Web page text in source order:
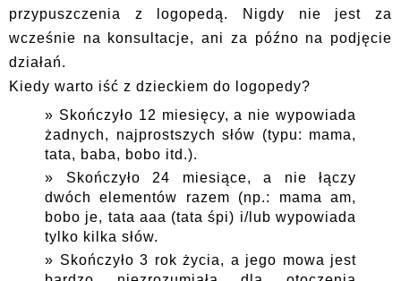
przypuszczenia z logopedą. Nigdy nie jest za
wcześnie na konsultacje, ani za późno na podjęcie
działań.
Kiedy warto iść z dzieckiem do logopedy?
Skończyło 12 miesięcy, a nie wypowiada
żadnych, najprostszych słów (typu: mama,
tata, baba, bobo itd.).
Skończyło 24 miesiące, a nie łączy
dwóch elementów razem (np.: mama am,
bobo je, tata aaa (tata śpi) i/lub wypowiada
tylko kilka słów.
Skończyło 3 rok życia, a jego mowa jest